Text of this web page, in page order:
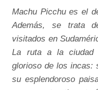
Machu Picchu es el
Además, se trata
visitados en
La ruta a la ciudad
glorioso de los incas:
su esplendoroso